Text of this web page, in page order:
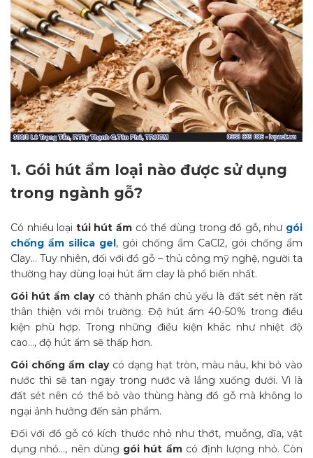
1. Gói hút ẩm loại nào được sử dụng
trong ngành gỗ?
Có nhiều loại túi hút ẩm có thể dùng trong đồ gỗ, như gói
chống ẩm silica gel, gói chống ẩm CaCl2, gói chống ẩm
Clay… Tuy nhiên, đối với đồ gỗ – thủ công mỹ nghệ, người ta
thường hay dùng loại hút ẩm clay là phổ biến nhất.
Gói hút ẩm claycó thành phần chủ yếu là đất sét nên rất
thân thiện với môi trường. Độ hút ẩm 40-50% trong điều
kiện phù hợp. Trong những điều kiện khác như nhiệt độ
cao…, độ hút ẩm sẽ thấp hơn.
Gói chống ẩm clay có dạng hạt tròn, màu nâu, khi bỏ vào
nước thì sẽ tan ngay trong nước và lắng xuống dưới. Vì là
đất sét nên có thể bỏ vào thùng hàng đồ gỗ mà không lo
ngại ảnh hưởng đến sản phẩm.
Đối với đồ gỗ có kích thước nhỏ như thớt, muỗng, dĩa, vật
dụng nhỏ…, nên dùng gói hút ẩmcó định lượng nhỏ. Còn